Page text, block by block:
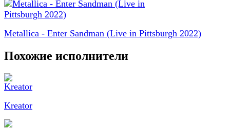
Metallica - Enter Sandman (Live in Pittsburgh 2022)
Похожие исполнители
Kreator